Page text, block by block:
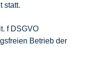
statt.
f DSGVO
Betrieb der